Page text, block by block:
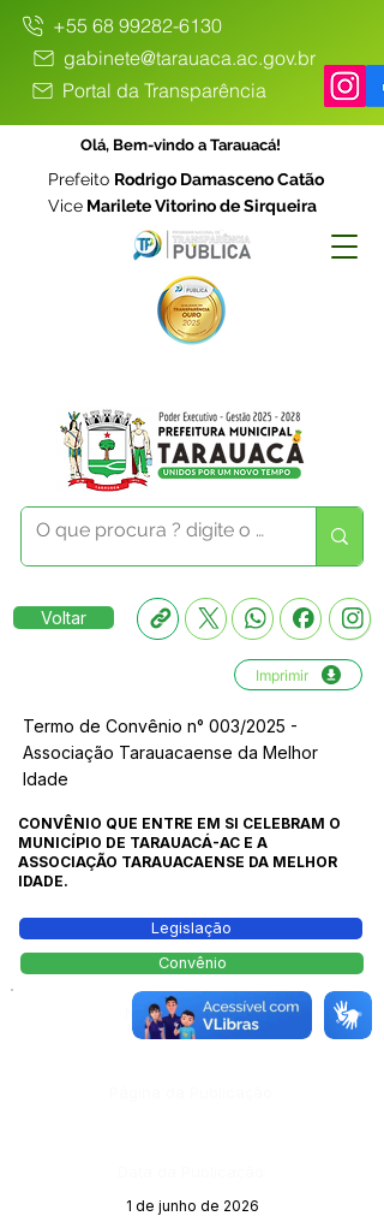
+55 68 99282-6130
gabinete@tarauaca.ac.gov.br
Portal da Transparência
Olá, Bem-vindo a Tarauacá!
Prefeito Rodrigo Damasceno Catão
Vice Marilete Vitorino de Sirqueira
Voltar
Imprimir
Termo de Convênio n° 003/2025 -
Associação Tarauacaense da Melhor
Idade
CONVÊNIO QUE ENTRE EM SI CELEBRAM O
MUNICÍPIO DE TARAUACÁ-AC E A
ASSOCIAÇÃO TARAUACAENSE DA MELHOR
IDADE.
Legislação
Convênio
Número do Diário:
1 de junho de 2026